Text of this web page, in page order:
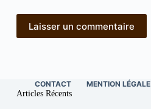
Laisser un commentaire
CONTACT MENTION LÉGALE
Articles Récents